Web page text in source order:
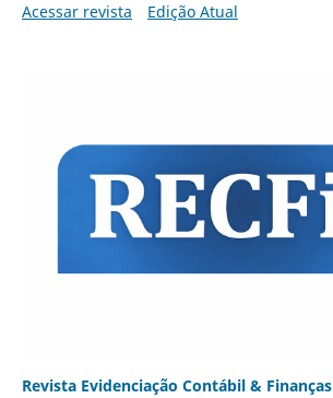
Acessar revista
Edição Atual
Revista Evidenciação Contábil & Finanças